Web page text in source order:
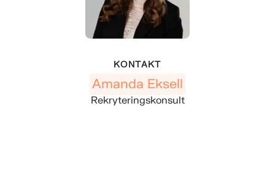
KONTAKT
Amanda Eksell
Rekryteringskonsult